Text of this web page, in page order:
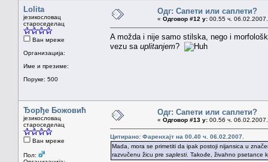
Lolita
језикословац
староседелац
Ван мреже
Организација:
Име и презиме:
Поруке: 500
Одг: Сапети или саплети?
« Одговор #12 у: 00.55 ч.
A možda i nije samo stilska, nego i
vezu sa uplitanjem?
Ђорђе Божовић
језикословац
староседелац
Ван мреже
Пол:
Одг: Сапети или саплети?
« Одговор #13 у: 00.56 ч.
Цитирано: Фаренхајт на 00.40 ч. 06.02.2007.
Mada, mora se primetiti da ipak postoji nijansica u
razvučenu žicu pre saplesti. Takođe, živahno psetance